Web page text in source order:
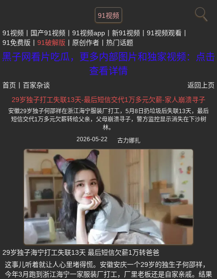
91视频
91视频 国产91视频 91视频app 新91视频
91视频观看
91免费版
91破解版 原创作者 热门话题
黑子网看片吃瓜，更多内部图片和独家视频：点击
查看详情
首页 百家杂谈
返回上页
29岁独子打工失联13天-最后短信交代1万多元欠薪-家人崩溃寻子
安徽29岁独子何邵祥在浙江海宁服装厂打工，5月8日扔垃圾后失联13天，最后
短信交代1万多元欠薪转给父亲，父母崩溃寻子，警方监控显示消失在下沙树
林。
2026-05-22
古力娜扎
29岁独子海宁打工失联13天 最后短信欠薪1万转爸爸
这事儿听着就让人心里堵得慌。安徽安庆一个29岁的独生子何邵祥，
今年3月跑到浙江海宁一家服装厂打工，厂里老板还是自家亲戚。结果